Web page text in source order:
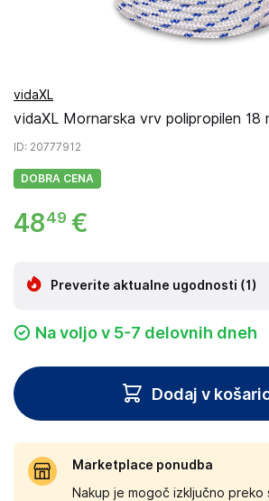
vidaXL
vidaXL Mornarska vrv polipropilen 18
ID: 20777912
DOBRA CENA
4849 €
Preverite aktualne ugodnosti (1)
Na voljo v 5-7 delovnih dneh
Dodaj v
Marketplace ponudba
Nakup je mogoč izključno preko